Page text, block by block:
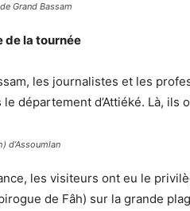
Grand Bassam
de la tournée
les journalistes et les
le département d’Attiéké. Là,
d’Assoumlan
les visiteurs ont eu le
de Fâh) sur la grande